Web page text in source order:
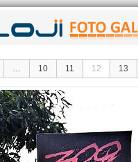
… 10 11 12 13